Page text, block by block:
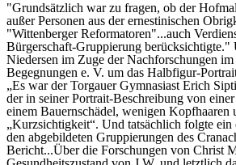
"Grundsätzlich war zu fragen, ob der
außer Personen aus der ernestinischen
"Wittenberger Reformatoren"...auch
Bürgerschaft-Gruppierung berücksichtigte."
Niedersen im Zuge der Nachforschungen
Begegnungen e. V. um das Halbfigur-
„Es war der Torgauer Gymnasiast Erich
der in seiner Portrait-Beschreibung von
einem Bauernschädel, wenigen Kopfhaaren
„Kurzsichtigkeit“. Und tatsächlich folgte
den abgebildeten Gruppierungen des
Bericht...Über die Forschungen von Christ